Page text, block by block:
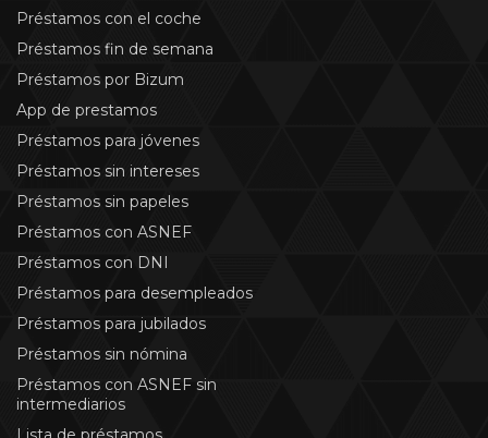
Préstamos con el coche
Préstamos fin de semana
Préstamos por Bizum
App de prestamos
Préstamos para jóvenes
Préstamos sin intereses
Préstamos sin papeles
Préstamos con ASNEF
Préstamos con DNI
Préstamos para desempleados
Préstamos para jubilados
Préstamos sin nómina
Préstamos con ASNEF sin
intermediarios